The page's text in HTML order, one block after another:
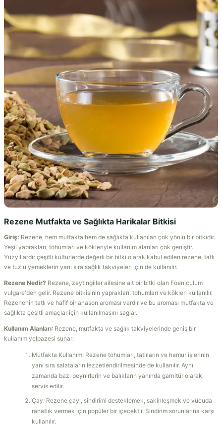
Rezene Mutfakta ve Sağlıkta Harikalar Bitkisi
Giriş: Rezene, hem mutfakta hem de sağlıkta kullanılan çok yönlü bir bitkidir.
Yeşil yaprakları, tohumları ve kökleriyle kullanım alanları çok geniştir.
Yüzyıllardır çeşitli kültürlerde değerli bir bitki olarak kabul edilen rezene, tatlı
ve tuzlu yemeklerin yanı sıra sağlık takviyeleri için de kullanılır.
Rezene Nedir? Rezene, zeytingiller ailesine ait bir bitki olan Foeniculum
vulgare'den gelir. Rezene bitkisinin yaprakları, tohumları ve kökleri kullanılır.
Rezenenin tatlı ve hafif bir anason aroması vardır ve bu aroması mutfakta ve
sağlıkta çeşitli amaçlar için kullanılmasını sağlar.
Kullanım Alanları: Rezene, mutfakta ve sağlık takviyelerinde geniş bir
kullanım yelpazesi sunar:
Mutfakta Kullanım: Rezene tohumları, tatlıların ve hamur işlerinin
yanı sıra salataların lezzetlendirilmesinde de kullanılır. Aynı
zamanda bazı peynirlerin ve balıkların yanında garnitür olarak
servis edilir.
Çay: Rezene çayı, sindirimi desteklemek, sakinleşmek ve vücuda
rahatlık vermek için popüler bir içecektir. Sindirim sorunlarına karşı
kullanılır.